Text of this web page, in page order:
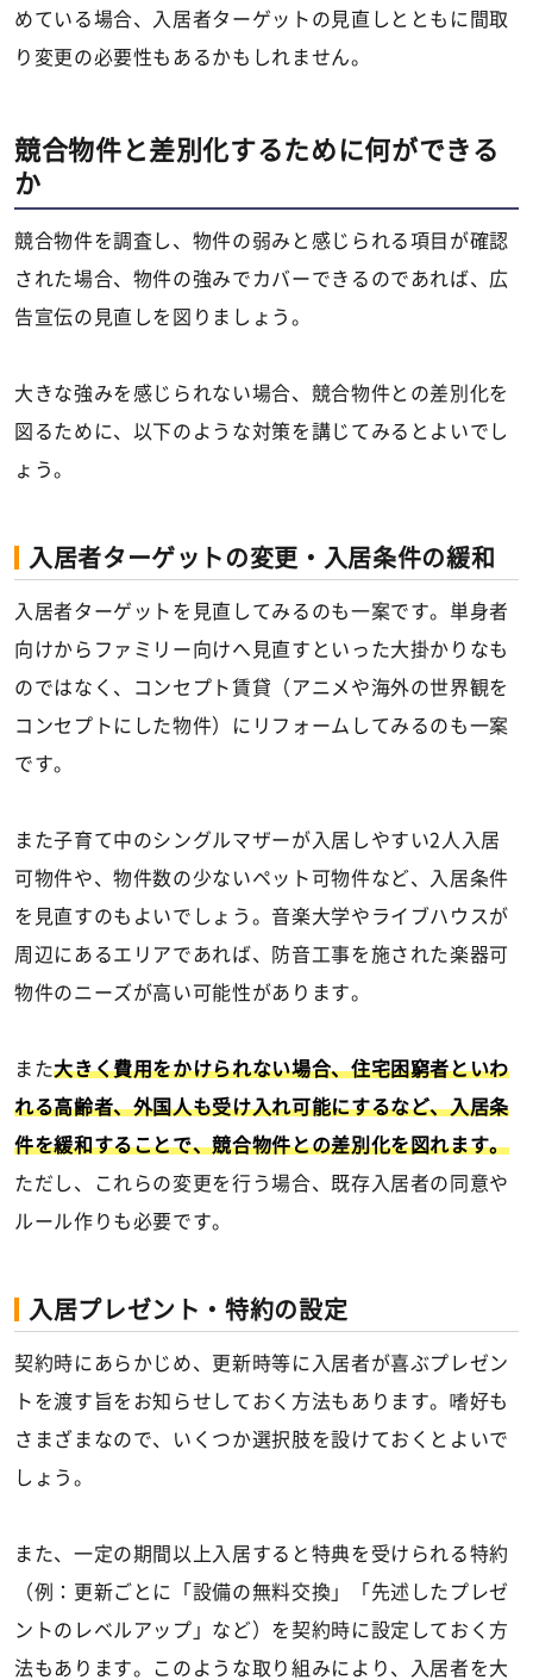
めている場合、入居者ターゲットの見直しとともに間取
り変更の必要性もあるかもしれません。
競合物件と差別化するために何ができる
か
競合物件を調査し、物件の弱みと感じられる項目が確認
された場合、物件の強みでカバーできるのであれば、広
告宣伝の見直しを図りましょう。
大きな強みを感じられない場合、競合物件との差別化を
図るために、以下のような対策を講じてみるとよいでし
ょう。
入居者ターゲットの変更・入居条件の緩和
入居者ターゲットを見直してみるのも一案です。単身者
向けからファミリー向けへ見直すといった大掛かりなも
のではなく、コンセプト賃貸（アニメや海外の世界観を
コンセプトにした物件）にリフォームしてみるのも一案
です。
また子育て中のシングルマザーが入居しやすい2人入居
可物件や、物件数の少ないペット可物件など、入居条件
を見直すのもよいでしょう。音楽大学やライブハウスが
周辺にあるエリアであれば、防音工事を施された楽器可
物件のニーズが高い可能性があります。
また大きく費用をかけられない場合、住宅困窮者といわ
れる高齢者、外国人も受け入れ可能にするなど、入居条
件を緩和することで、競合物件との差別化を図れます。
ただし、これらの変更を行う場合、既存入居者の同意や
ルール作りも必要です。
入居プレゼント・特約の設定
契約時にあらかじめ、更新時等に入居者が喜ぶプレゼン
トを渡す旨をお知らせしておく方法もあります。嗜好も
さまざまなので、いくつか選択肢を設けておくとよいで
しょう。
また、一定の期間以上入居すると特典を受けられる特約
（例：更新ごとに「設備の無料交換」「先述したプレゼ
ントのレベルアップ」など）を契約時に設定しておく方
法もあります。このような取り組みにより、入居者を大